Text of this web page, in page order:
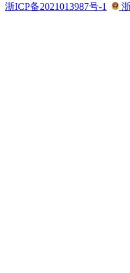
浙ICP备2021013987号-1